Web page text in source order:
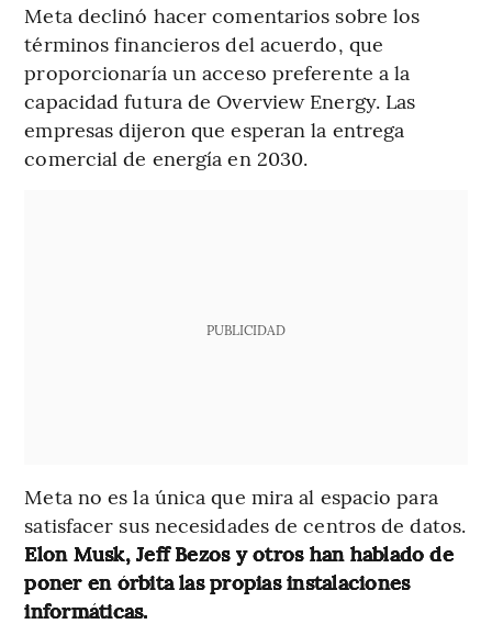
Meta declinó hacer comentarios sobre los
términos financieros del acuerdo, que
proporcionaría un acceso preferente a la
capacidad futura de Overview Energy. Las
empresas dijeron que esperan la entrega
comercial de energía en 2030.
PUBLICIDAD
Meta no es la única que mira al espacio para
satisfacer sus necesidades de centros de datos.
Elon Musk, Jeff Bezos y otros han hablado de
poner en órbita las propias instalaciones
informáticas.